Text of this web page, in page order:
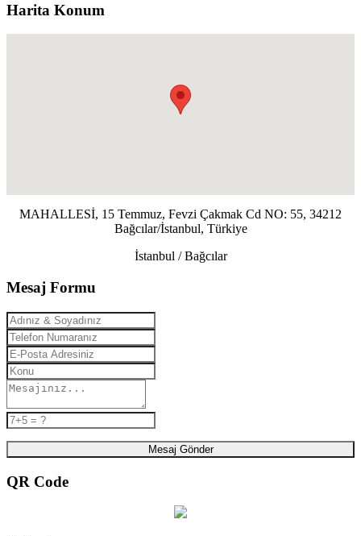
Harita Konum
MAHALLESİ, 15 Temmuz, Fevzi Çakmak Cd NO: 55, 34212
Bağcılar/İstanbul, Türkiye
İstanbul / Bağcılar
Mesaj Formu
Mesaj Gönder
QR Code